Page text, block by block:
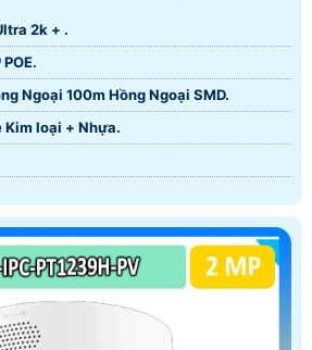
2k + .
POE.
Ngoại 100m Hồng Ngoại SMD.
Kim loại + Nhựa.